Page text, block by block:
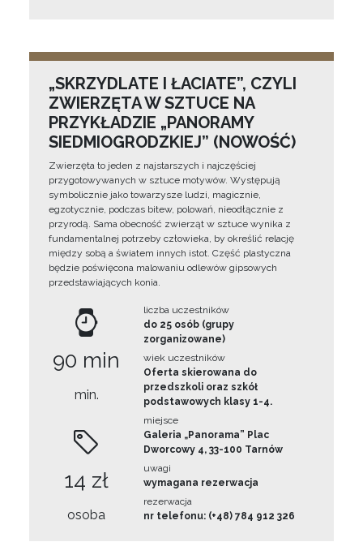
„SKRZYDLATE I ŁACIATE”, CZYLI
ZWIERZĘTA W SZTUCE NA
PRZYKŁADZIE „PANORAMY
SIEDMIOGRODZKIEJ” (NOWOŚĆ)
Zwierzęta to jeden z najstarszych i najczęściej
przygotowywanych w sztuce motywów. Występują
symbolicznie jako towarzysze ludzi, magicznie,
egzotycznie, podczas bitew, polowań, nieodłącznie z
przyrodą. Sama obecność zwierząt w sztuce wynika z
fundamentalnej potrzeby człowieka, by określić relację
między sobą a światem innych istot. Część plastyczna
będzie poświęcona malowaniu odlewów gipsowych
przedstawiających konia.
90 min
min.
14 zł
osoba
liczba uczestników
do 25 osób (grupy
zorganizowane)
wiek uczestników
Oferta skierowana do
przedszkoli oraz szkół
podstawowych klasy 1-4.
miejsce
Galeria „Panorama” Plac
Dworcowy 4, 33-100 Tarnów
uwagi
wymagana rezerwacja
rezerwacja
nr telefonu: (+48) 784 912 326